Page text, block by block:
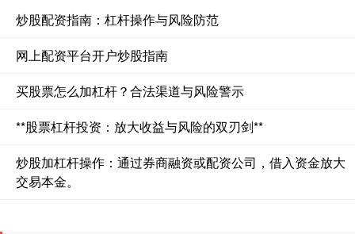
炒股配资指南：杠杆操作与风险防范
网上配资平台开户炒股指南
买股票怎么加杠杆？合法渠道与风险警示
**股票杠杆投资：放大收益与风险的双刃剑**
炒股加杠杆操作：通过券商融资或配资公司，借入资金放大
交易本金。